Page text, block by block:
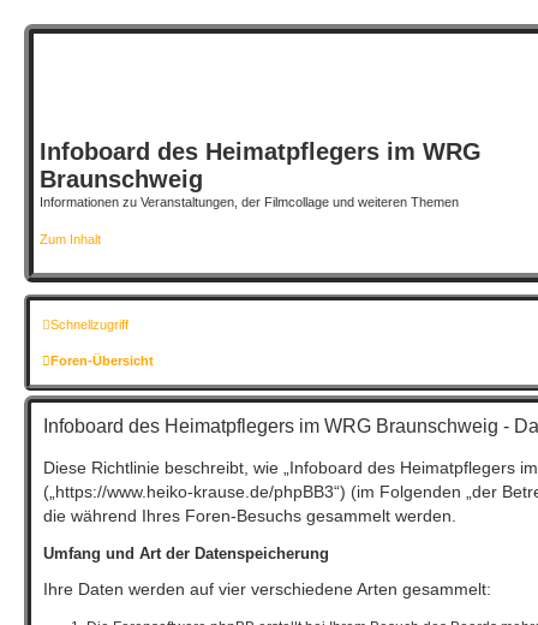
Infoboard des Heimatpflegers im WRG
Braunschweig
Informationen zu Veranstaltungen, der Filmcollage und weiteren Themen
Zum Inhalt
Schnellzugriff
Foren-Übersicht
Infoboard des Heimatpflegers im WRG Braunschweig -
Diese Richtlinie beschreibt, wie „Infoboard des Heimatpflegers
(„https://www.heiko-krause.de/phpBB3“) (im Folgenden „der
die während Ihres Foren-Besuchs gesammelt werden.
Umfang und Art der Datenspeicherung
Ihre Daten werden auf vier verschiedene Arten gesammelt: